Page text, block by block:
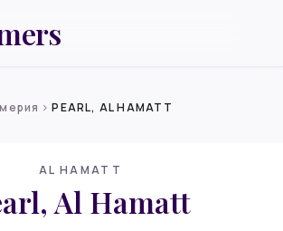
chevron_rightPEARL, AL HAMATT
AL HAMATT
Al Hamatt